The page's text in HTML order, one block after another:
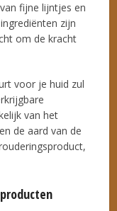
fijne lijntjes en
zijn
om de kracht
voor je huid zul
van het
de aard van de